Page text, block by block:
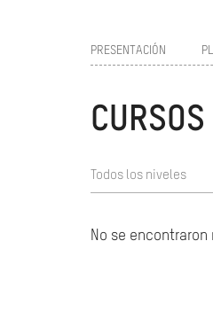
PRESENTACIÓN
CURSOS
Todos los niveles
No se